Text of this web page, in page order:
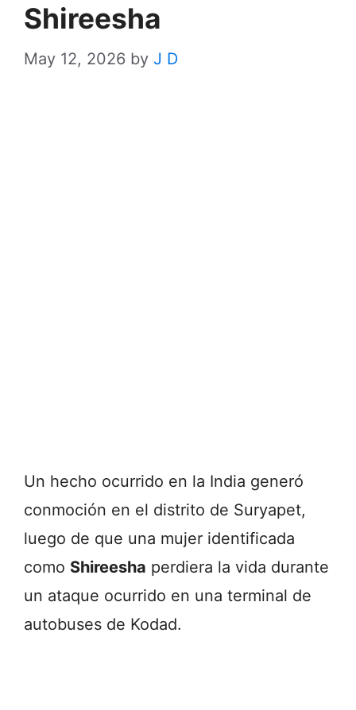
Shireesha
May 12, 2026 by J D
Un hecho ocurrido en la India generó
conmoción en el distrito de Suryapet,
luego de que una mujer identificada
como Shireesha perdiera la vida durante
un ataque ocurrido en una terminal de
autobuses de Kodad.